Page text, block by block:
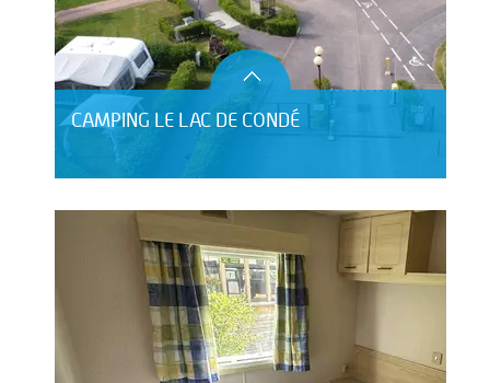
CAMPING LE LAC DE CONDÉ